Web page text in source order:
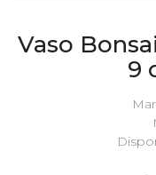
Vaso
9